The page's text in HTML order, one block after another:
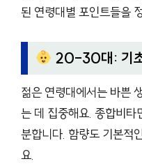
된 연령대별 포인트들을
20-30대: 기
젊은 연령대에서는 바쁜
는 데 집중해요. 종합비
분합니다. 함량도 기본적
요.